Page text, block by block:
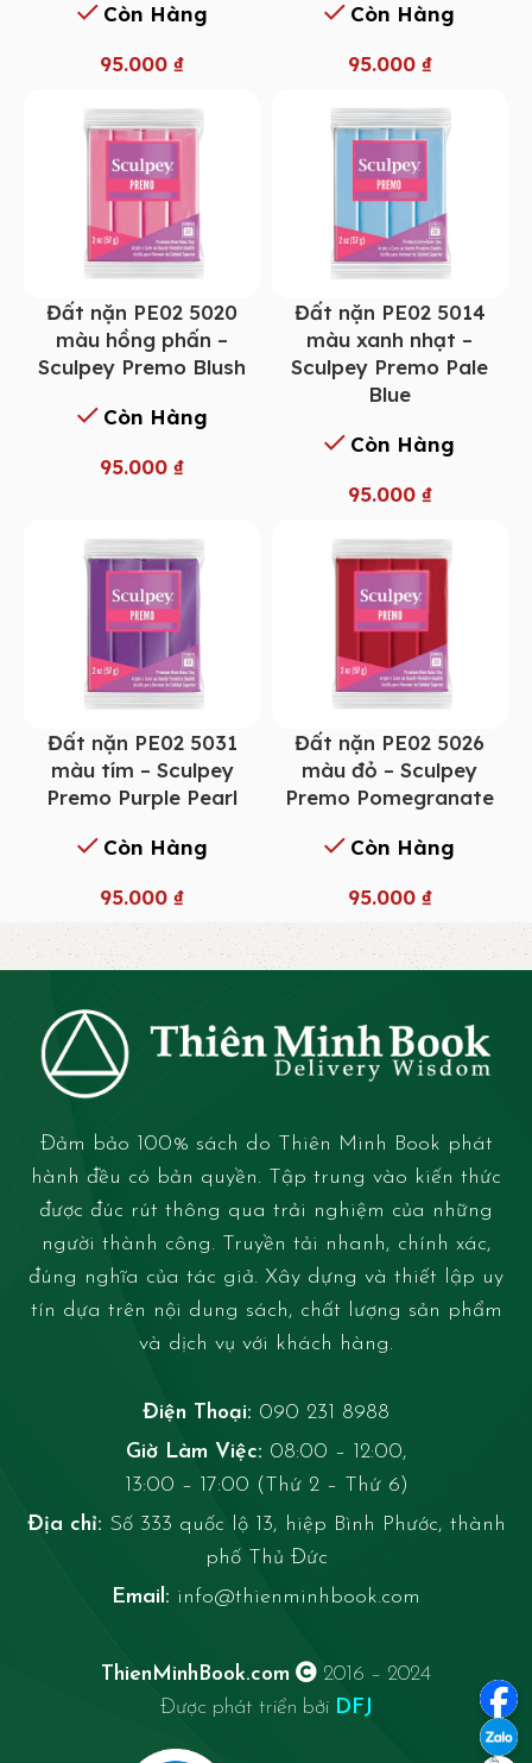
Còn Hàng
95.000 ₫
Còn Hàng
95.000 ₫
Đất nặn PE02 5020
màu hồng phấn –
Sculpey Premo Blush
Còn Hàng
95.000 ₫
Đất nặn PE02 5014
màu xanh nhạt –
Sculpey Premo Pale
Blue
Còn Hàng
95.000 ₫
Đất nặn PE02 5031
màu tím – Sculpey
Premo Purple Pearl
Còn Hàng
95.000 ₫
Đất nặn PE02 5026
màu đỏ – Sculpey
Premo Pomegranate
Còn Hàng
95.000 ₫
Đảm bảo 100% sách do Thiên Minh Book phát
hành đều có bản quyền. Tập trung vào kiến thức
được đúc rút thông qua trải nghiệm của những
người thành công. Truyền tải nhanh, chính xác,
đúng nghĩa của tác giả. Xây dựng và thiết lập uy
tín dựa trên nội dung sách, chất lượng sản phẩm
và dịch vụ với khách hàng.
Điện Thoại: 090 231 8988
Giờ Làm Việc: 08:00 – 12:00,
13:00 – 17:00 (Thứ 2 – Thứ 6)
Địa chỉ: Số 333 quốc lộ 13, hiệp Bình Phước, thành
phố Thủ Đức
Email: info@thienminhbook.com
ThienMinhBook.com
2016 – 2024
Được phát triển bởi DFJ